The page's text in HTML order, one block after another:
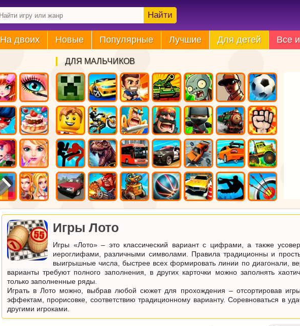
Найти
На двоих Новые Популярные Лучшие Для детей Все
ДЛЯ МАЛЬЧИКОВ
Игры Лото
Игры «Лото» – это классический вариант с цифрами, а также
иероглифами, различными символами. Правила традиционны и
выигрышные числа, быстрее всех формировать линии по диагонали,
варианты требуют полного заполнения, в других карточки можно заполнять
только заполненные ряды.
Играть в Лото можно, выбрав любой сюжет для прохождения – отсортировав
эффектам, прорисовке, соответствию традиционному варианту. Соревноваться в
другими игроками.